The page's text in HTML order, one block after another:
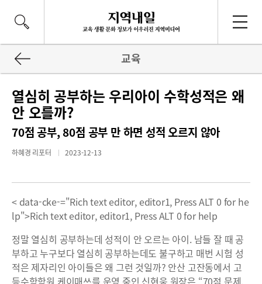
교육
열심히 공부하는 우리아이 수학성적은 왜
안 오를까?
70점 공부, 80점 공부 만 하면 성적 오르지 않아
하혜경 리포터 2023-12-13
< data-cke-="Rich text editor, editor1, Press ALT 0 for he
lp">Rich text editor, editor1, Press ALT 0 for help
정말 열심히 공부하는데 성적이 안 오르는 아이. 남들 잘 때 공
부하고 누구보다 열심히 공부하는데도 불구하고 매번 시험 성
적은 제자리인 아이들은 왜 그런 것일까? 안산 고잔동에서 고
등수학학원 케이매쓰를 운영 중인 신현웅 원장은 “70점 문제,